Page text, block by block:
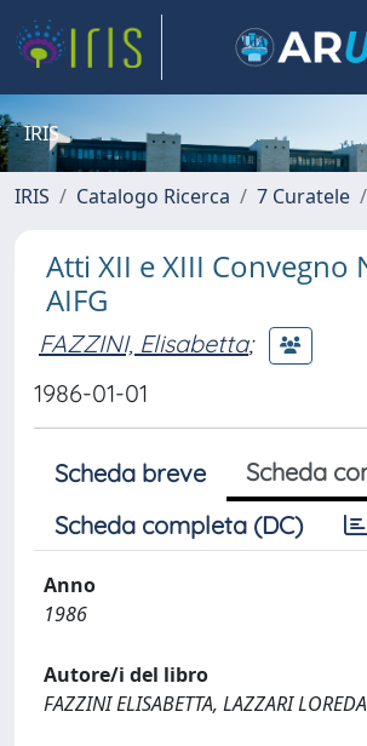
IRIS
IRIS Catalogo Ricerca 7 Curatele
Atti XII e XIII Convegno
AIFG
FAZZINI, Elisabetta;
1986-01-01
Scheda breve
Scheda
Scheda completa (DC)
Anno
1986
Autore/i del libro
FAZZINI ELISABETTA, LAZZARI